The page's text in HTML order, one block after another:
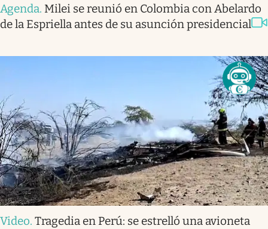
Agenda. Milei se reunió en Colombia con Abelardo
de la Espriella antes de su asunción presidencial
Video. Tragedia en Perú: se estrelló una avioneta